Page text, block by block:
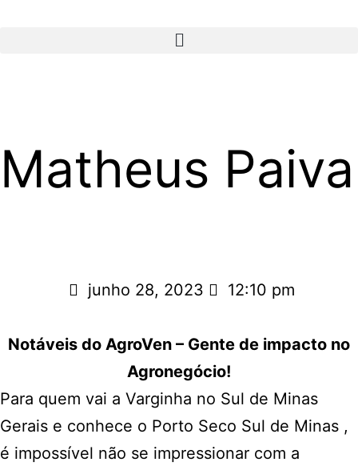
Matheus Paiva
junho 28, 2023 12:10 pm
Notáveis do AgroVen – Gente de impacto no
Agronegócio!
Para quem vai a Varginha no Sul de Minas
Gerais e conhece o Porto Seco Sul de Minas ,
é impossível não se impressionar com a